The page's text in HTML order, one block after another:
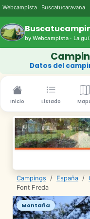
Webcampista Buscatucaravana
by Webcampista · La
Datos del
Inicio Listado
Campings / España /
Font Freda
Montaña